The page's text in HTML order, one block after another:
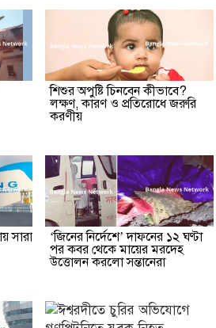
শিশুর অপুষ্টি চিনবেন কীভাবে?
লক্ষণ, কারণ ও প্রতিরোধে জরুরি
করণীয়
সারা
‘জিনের নির্দেশে’ দাফনের ১২ ঘণ্টা
পর কবর থেকে মায়ের মরদেহ
উত্তোলন করলো সন্তানেরা